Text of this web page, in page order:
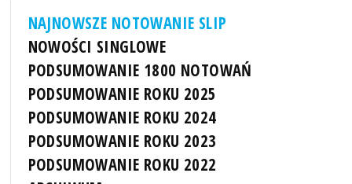
NAJNOWSZE NOTOWANIE SLIP
NOWOŚCI SINGLOWE
PODSUMOWANIE 1800 NOTOWAŃ
PODSUMOWANIE ROKU 2025
PODSUMOWANIE ROKU 2024
PODSUMOWANIE ROKU 2023
PODSUMOWANIE ROKU 2022